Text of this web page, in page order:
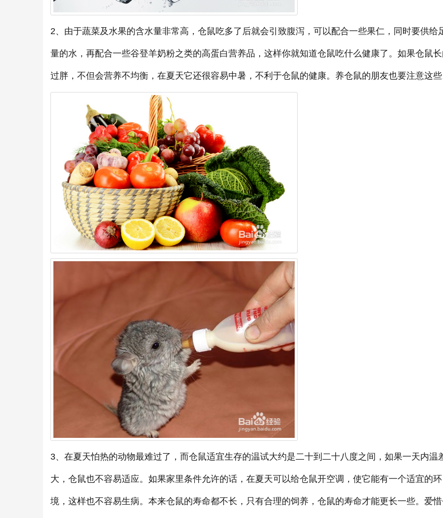
2、由于蔬菜及水果的含水量非常高，仓鼠吃多了后就会引致腹泻，可以配合一些果仁，同时要供给
量的水，再配合一些谷登羊奶粉之类的高蛋白营养品，这样你就知道仓鼠吃什么健康了。如果仓鼠
过胖，不但会营养不均衡，在夏天它还很容易中暑，不利于仓鼠的健康。养仓鼠的朋友也要注意这
3、在夏天怕热的动物最难过了，而仓鼠适宜生存的温试大约是二十到二十八度之间，如果一天内温
大，仓鼠也不容易适应。如果家里条件允许的话，在夏天可以给仓鼠开空调，使它能有一个适宜的环
境，这样也不容易生病。本来仓鼠的寿命都不长，只有合理的饲养，仓鼠的寿命才能更长一些。爱